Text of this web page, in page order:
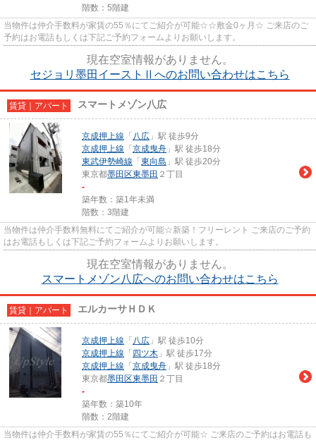
階数：5階建
当物件は仲介手数料が家賃の55％にてご紹介が可能☆☆敷金0ヶ月☆ ご来店のご
予約はお電話もしくは下記ご予約フォームよりお願いします。
現在空室情報がありません。
セジョリ墨田イーストⅡへのお問い合わせはこちら
賃貸｜アパート スマートメゾン八広
京成押上線 「 八広 」駅 徒歩9分
京成押上線 「 京成曳舟 」駅 徒歩18分
東武伊勢崎線 「 東向島 」駅 徒歩20分
東京都墨田区東墨田 ２丁目
-
築年数：築1年未満
階数：3階建
当物件は仲介手数料無料にてご紹介が可能☆新築！フリーレント ご来店のご予約
はお電話もしくは下記ご予約フォームよりお願いします。
現在空室情報がありません。
スマートメゾン八広へのお問い合わせはこちら
賃貸｜アパート エルカーサＨＤＫ
京成押上線 「 八広 」駅 徒歩10分
京成押上線 「 四ツ木 」駅 徒歩17分
京成押上線 「 京成曳舟 」駅 徒歩18分
東京都墨田区東墨田 ２丁目
-
築年数：築10年
階数：2階建
当物件は仲介手数料が家賃の55％にてご紹介が可能☆ ご来店のご予約はお電話も